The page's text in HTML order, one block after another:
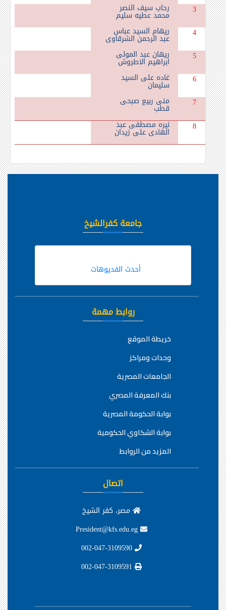
3
رحاب سيف النصر
محمد عطيه سليم
4
ريهام السيد عباس
عبد الرحمن الشرقاوى
5
ريهان عبد المولى
ابراهيم الاطروش
6
غاده على السيد
سليمان
7
منى ربيع صبحى
قطب
8
نيره مصطفى عبد
الهادى على زيدان
جامعة كفرالشيخ
أحدث الفديوهات
روابط مهمة
خريطة الموقع
وحدات ومراكز
الجامعات المصرية
بنك المعرفة المصري
بوابة الحكومة المصرية
بوابة الشكاوي الحكومية
المزيد من الروابط
اتصال
مصر، كفر الشيخ